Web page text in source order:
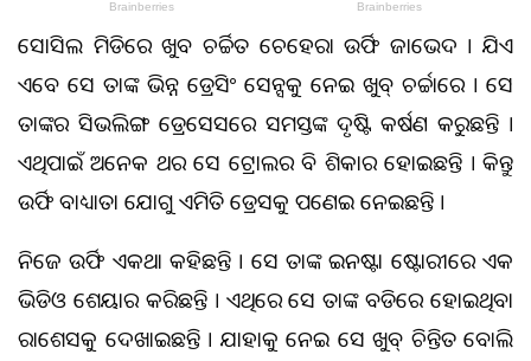
ସୋସିଆଲ ମିଡିଆରେ ଖୁବ ଚର୍ଚ୍ଚିତ ଚେହେରା ଉର୍ଫି ଜାଭେଦ । ଯିଏ
ଏବେ ସେ ତାଙ୍କ ଭିନ୍ନ ଡ୍ରେସିଂ ସେନ୍ସକୁ ନେଇ ଖୁବ୍ ଚର୍ଚ୍ଚାରେ । ସେ
ତାଙ୍କର ସିଭଲିଙ୍ଗ ଡ୍ରେସେସରେ ସମସ୍ତଙ୍କ ଦୃଷ୍ଟି ଆକର୍ଷଣ କରୁଛନ୍ତି ।
ଏଥିପାଇଁ ଅନେକ ଥର ସେ ଟ୍ରୋଲର ବି ଶିକାର ହୋଇଛନ୍ତି । କିନ୍ତୁ
ଉର୍ଫି ବାଧ୍ୟାତା ଯୋଗୁ ଏମିତି ଡ୍ରେସକୁ ଆପଣେଇ ନେଇଛନ୍ତି ।
ନିଜେ ଉର୍ଫି ଏକଥା କହିଛନ୍ତି । ସେ ତାଙ୍କ ଇନଷ୍ଟା ଷ୍ଟୋରୀରେ ଏକ
ଭିଡିଓ ଶେୟାର କରିଛନ୍ତି । ଏଥିରେ ସେ ତାଙ୍କ ବଡିରେ ହୋଇଥିବା
ରାଶେସକୁ ଦେଖାଇଛନ୍ତି । ଯାହାକୁ ନେଇ ସେ ଖୁବ୍ ଚିନ୍ତିତ ବୋଲି